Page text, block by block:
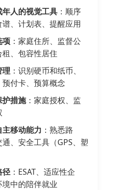
人的视觉工具 ：顺序
、计划表、提醒应用
项 ：家庭住所、监督公
、包容性居住
理 ：识别硬币和纸币、
付卡、预算概念
护措施：家庭授权、监
移动能力 ：熟悉路
、安全工具（GPS、塑
径：ESAT、适应性企
中的陪伴就业